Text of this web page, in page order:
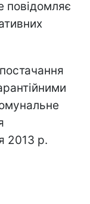
повідомляє
2013 р.